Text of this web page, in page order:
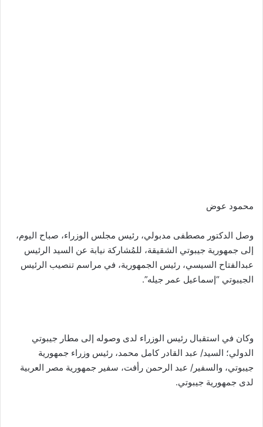
محمود عوض
وصل الدكتور مصطفى مدبولي، رئيس مجلس الوزراء، صباح اليوم،
إلى جمهورية جيبوتي الشقيقة، للمُشاركة نيابة عن السيد الرئيس
عبدالفتاح السيسي، رئيس الجمهورية، في مراسم تنصيب الرئيس
الجيبوتي “إسماعيل عمر جيله”.
وكان في استقبال رئيس الوزراء لدى وصوله إلى مطار جيبوتي
الدولي؛ السيد/ عبد القادر كامل محمد، رئيس وزراء جمهورية
جيبوتي، والسفير/ عبد الرحمن رأفت، سفير جمهورية مصر العربية
لدى جمهورية جيبوتي.